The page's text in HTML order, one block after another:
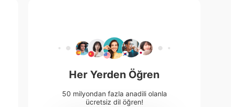
Her Yerden Öğren
50 milyondan fazla anadili olanla
ücretsiz dil öğren!